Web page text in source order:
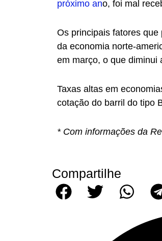
próximo ano, foi mal
Os principais fatores
da economia norte-
em março, o que diminui
Taxas altas em
cotação do barril do tipo
* Com informações da
Compartilhe